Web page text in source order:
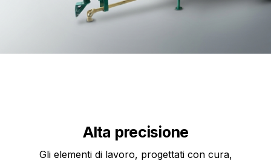
Alta precisione
Gli elementi di lavoro, progettati con cura,